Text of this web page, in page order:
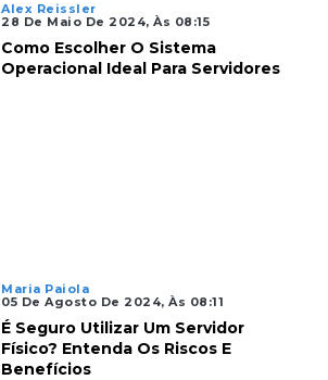
Alex Reissler
28 De Maio De 2024, Às 08:15
Como Escolher O Sistema
Operacional Ideal Para Servidores
Maria Paiola
05 De Agosto De 2024, Às 08:11
É Seguro Utilizar Um Servidor
Físico? Entenda Os Riscos E
Benefícios